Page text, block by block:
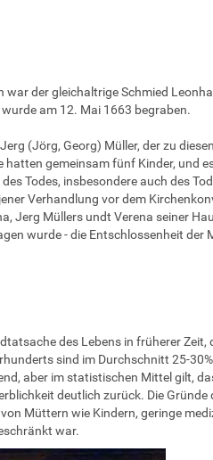
der gleichaltrige Schmied
am 12. Mai 1663 begraben.
(Jörg, Georg) Müller, der zu
gemeinsam fünf Kinder, und
Todes, insbesondere auch des
Verhandlung vor dem
Jerg Müllers undt Verena seiner
wurde - die Entschlossenheit der
des Lebens in früherer Zeit,
sind im Durchschnitt 25-
aber im statistischen Mittel gilt,
deutlich zurück. Die Gründe
Müttern wie Kindern, geringe
war.